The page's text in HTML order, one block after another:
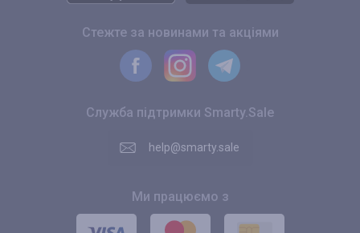
Стежте за новинами та акціями
Служба підтримки Smarty.Sale
help@smarty.sale
Ми працюємо з